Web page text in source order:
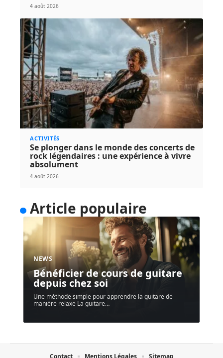
4 août 2026
ACTIVITÉS
Se plonger dans le monde des concerts de
rock légendaires : une expérience à vivre
absolument
4 août 2026
Article populaire
NEWS
Bénéficier de cours de guitare
depuis chez soi
Une méthode simple pour apprendre la guitare de
manière relaxe La guitare…